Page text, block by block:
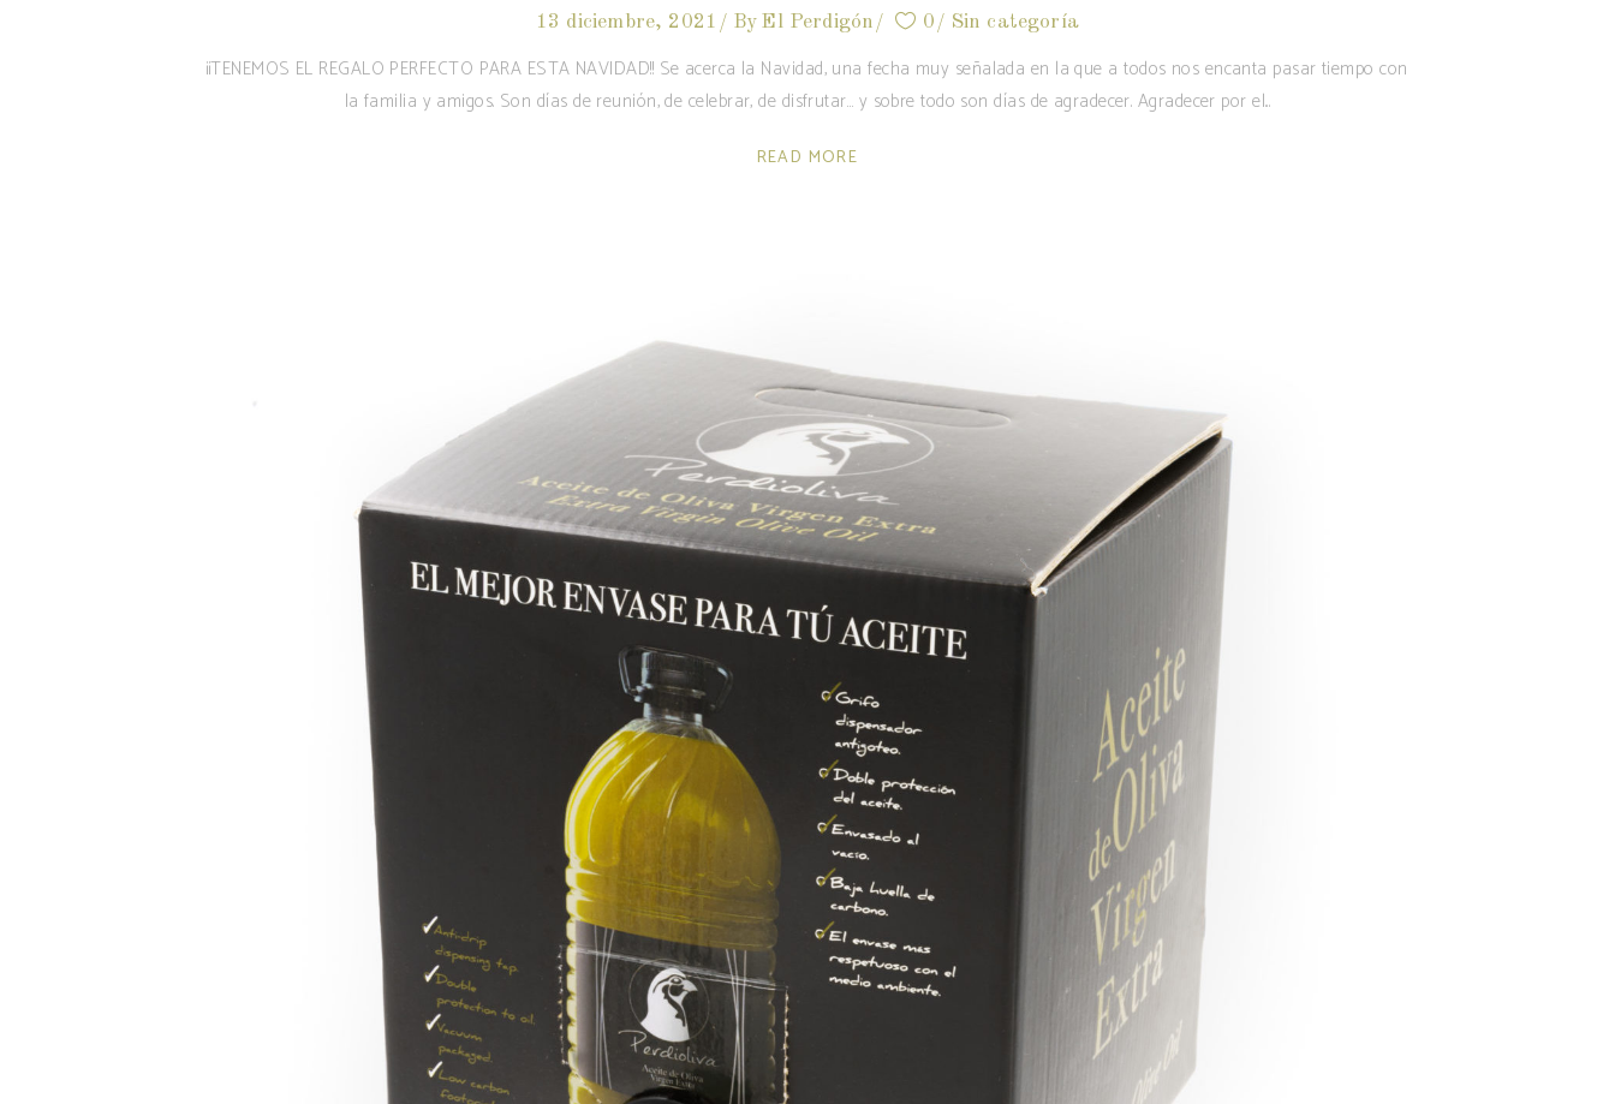
13 diciembre, 2021 By El Perdigón 0 Sin categoría
¡¡TENEMOS EL REGALO PERFECTO PARA ESTA NAVIDAD!! Se acerca la Navidad, una fecha muy señalada en la que a todos nos encanta pasar tiempo con
la familia y amigos. Son días de reunión, de celebrar, de disfrutar… y sobre todo son días de agradecer. Agradecer por el
READ MORE